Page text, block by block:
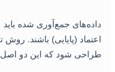
داده‌های جمع‌آوری شده باید
اعتماد (پایایی) باشند. روش
طراحی شود که این دو اصل